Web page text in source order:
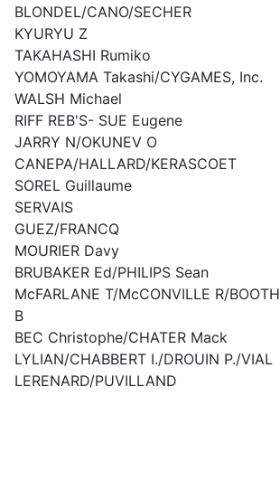
BLONDEL/CANO/SECHER
KYURYU Z
TAKAHASHI Rumiko
YOMOYAMA Takashi/CYGAMES, Inc.
WALSH Michael
RIFF REB'S- SUE Eugene
JARRY N/OKUNEV O
CANEPA/HALLARD/KERASCOET
SOREL Guillaume
SERVAIS
GUEZ/FRANCQ
MOURIER Davy
BRUBAKER Ed/PHILIPS Sean
McFARLANE T/McCONVILLE R/BOOTH
B
BEC Christophe/CHATER Mack
LYLIAN/CHABBERT I./DROUIN P./VIAL
LERENARD/PUVILLAND